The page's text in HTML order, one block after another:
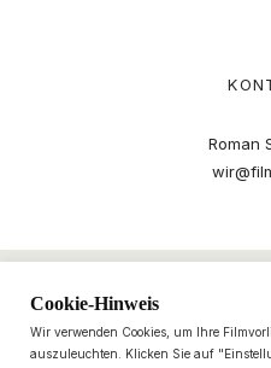
Roman
Cookie-Hinweis
Wir verwenden Cookies, um Ihre
auszuleuchten. Klicken Sie auf